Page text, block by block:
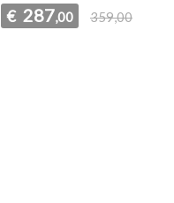
€ 287,00 359,00